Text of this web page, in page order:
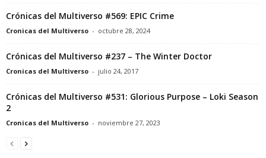
Crónicas del Multiverso #569: EPIC Crime
Cronicas del Multiverso - octubre 28, 2024
Crónicas del Multiverso #237 – The Winter Doctor
Cronicas del Multiverso - julio 24, 2017
Crónicas del Multiverso #531: Glorious Purpose – Loki Season
2
Cronicas del Multiverso - noviembre 27, 2023